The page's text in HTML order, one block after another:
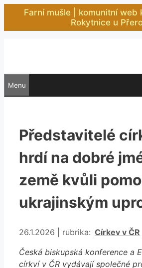
Přeskočit
obsah
Farní mušle | komunitní web
Rokytnice u
Menu
Představitelé
hrdí na dobré
země kvůli
ukrajinským
26.1.2026 rubrika: Rubriky
Církev v ČR
Česká biskupská konference a
církví v ČR vydávají společné